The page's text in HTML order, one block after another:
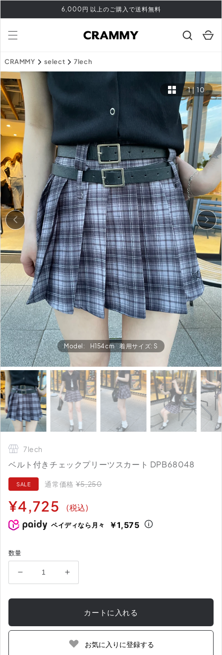
コンテ
進む
6,000円 以上のご購入で送料無料
ー
CRAMMY select 7lech
1 | 10
Model: H154cm 着用サイズ: S
7lech
ベルト付きチェックプリーツスカート DPB68048
SALE 通常価格 ¥5,250
通
常
価
セ
ー
ル
格
¥4,725 (税込)
ペイディなら月々 ￥1,575
数量
ト
き
ベ
ト
き
ェ
カートに入れる
お気に入りに登録する